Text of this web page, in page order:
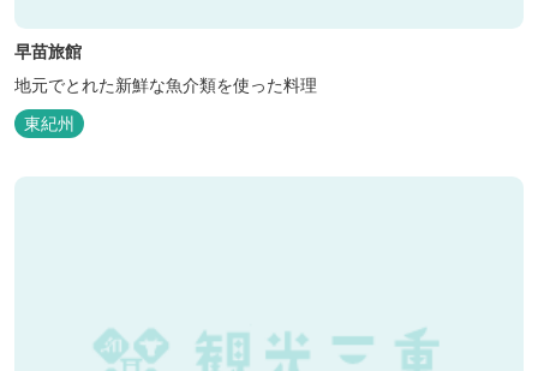
早苗旅館
地元でとれた新鮮な魚介類を使った料理
東紀州